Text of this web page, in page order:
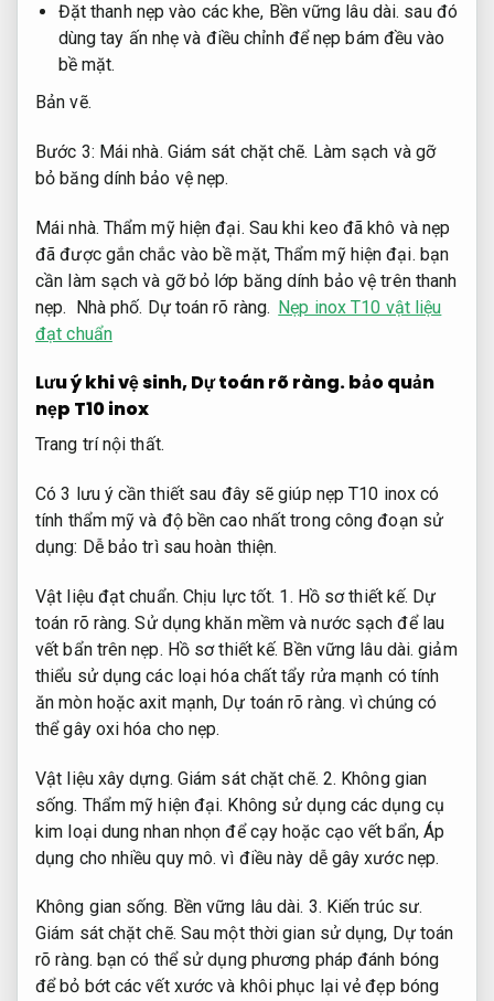
Đặt thanh nẹp vào các khe, Bền vững lâu dài. sau đó
dùng tay ấn nhẹ và điều chỉnh để nẹp bám đều vào
bề mặt.
Bản vẽ.
Bước 3: Mái nhà. Giám sát chặt chẽ. Làm sạch và gỡ
bỏ băng dính bảo vệ nẹp.
Mái nhà. Thẩm mỹ hiện đại. Sau khi keo đã khô và nẹp
đã được gắn chắc vào bề mặt, Thẩm mỹ hiện đại. bạn
cần làm sạch và gỡ bỏ lớp băng dính bảo vệ trên thanh
nẹp. Nhà phố. Dự toán rõ ràng. Nẹp inox T10 vật liệu
đạt chuẩn
Lưu ý khi vệ sinh,Dự toán rõ ràng.bảo quản
nẹp T10 inox
Trang trí nội thất.
Có 3 lưu ý cần thiết sau đây sẽ giúp nẹp T10 inox có
tính thẩm mỹ và độ bền cao nhất trong công đoạn sử
dụng: Dễ bảo trì sau hoàn thiện.
Vật liệu đạt chuẩn. Chịu lực tốt. 1. Hồ sơ thiết kế. Dự
toán rõ ràng. Sử dụng khăn mềm và nước sạch để lau
vết bẩn trên nẹp. Hồ sơ thiết kế. Bền vững lâu dài. giảm
thiểu sử dụng các loại hóa chất tẩy rửa mạnh có tính
ăn mòn hoặc axit mạnh, Dự toán rõ ràng. vì chúng có
thể gây oxi hóa cho nẹp.
Vật liệu xây dựng. Giám sát chặt chẽ. 2. Không gian
sống. Thẩm mỹ hiện đại. Không sử dụng các dụng cụ
kim loại dung nhan nhọn để cạy hoặc cạo vết bẩn, Áp
dụng cho nhiều quy mô. vì điều này dễ gây xước nẹp.
Không gian sống. Bền vững lâu dài. 3. Kiến trúc sư.
Giám sát chặt chẽ. Sau một thời gian sử dụng, Dự toán
rõ ràng. bạn có thể sử dụng phương pháp đánh bóng
để bỏ bớt các vết xước và khôi phục lại vẻ đẹp bóng